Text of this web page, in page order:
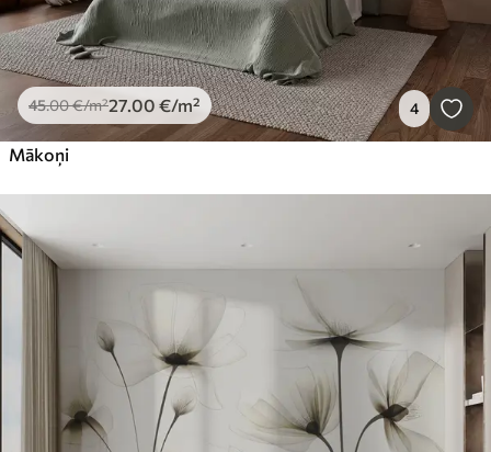
45.00€/m²27.00 €/m² 4
Mākoņi